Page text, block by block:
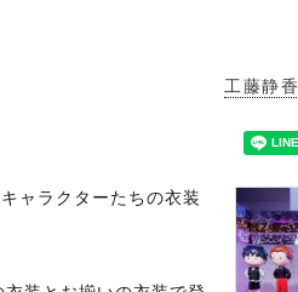
工藤静香
ャラクターたちの衣装